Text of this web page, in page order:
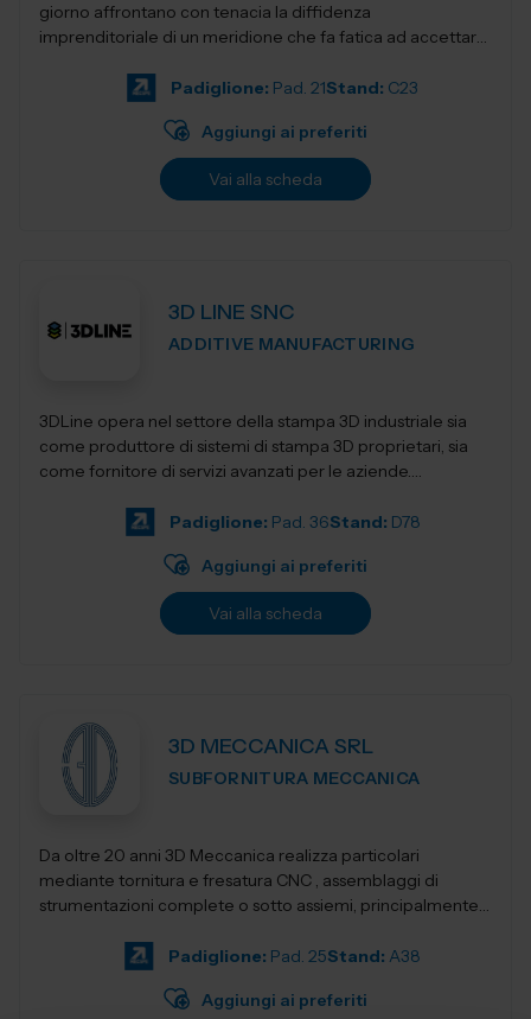
giorno affrontano con tenacia la diffidenza
imprenditoriale di un meridione che fa fatica ad accettare
Padiglione: Pad. 21Stand: C23
Aggiungi ai preferiti
Vai alla scheda
3D LINE SNC
ADDITIVE MANUFACTURING
3DLine opera nel settore della stampa 3D industriale sia
come produttore di sistemi di stampa 3D proprietari, sia
come fornitore di servizi avanzati per le aziende.
Padiglione: Pad. 36Stand: D78
Aggiungi ai preferiti
Vai alla scheda
3D MECCANICA SRL
SUBFORNITURA MECCANICA
Da oltre 20 anni 3D Meccanica realizza particolari
mediante tornitura e fresatura CNC , assemblaggi di
strumentazioni complete o sotto assiemi, principalmente
Padiglione: Pad. 25Stand: A38
Aggiungi ai preferiti